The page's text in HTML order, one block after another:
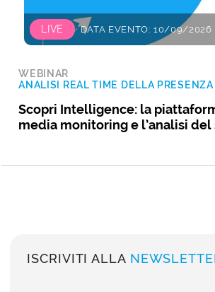
LIVE DATA EVENTO: 10/09/2026
WEBINAR
ANALISI REAL TIME DELLA
Scopri Intelligence: la
media monitoring e l’analisi
ISCRIVITI ALLA